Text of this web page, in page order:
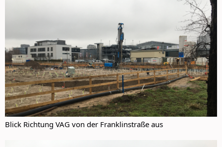
Blick Richtung VAG von der Franklinstraße aus